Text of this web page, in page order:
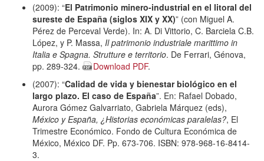
(2009): “El Patrimonio minero-industrial en el litoral del
sureste de España (siglos XIX y XX)” (con Miguel A.
Pérez de Perceval Verde). In: A. Di Vittorio, C. Barciela C.B.
López, y P. Massa, Il patrimonio industriale marittimo in
Italia e Spagna. Strutture e territorio. De Ferrari, Génova,
pp. 289-324.
Download PDF.
(2007): “Calidad de vida y bienestar biológico en el
largo plazo. El caso de España”. En: Rafael Dobado,
Aurora Gómez Galvarriato, Gabriela Márquez (eds),
México y España, ¿Historias económicas paralelas?, El
Trimestre Económico. Fondo de Cultura Económica de
México, México DF. Pp. 673-706. ISBN: 978-968-16-8414-
3.